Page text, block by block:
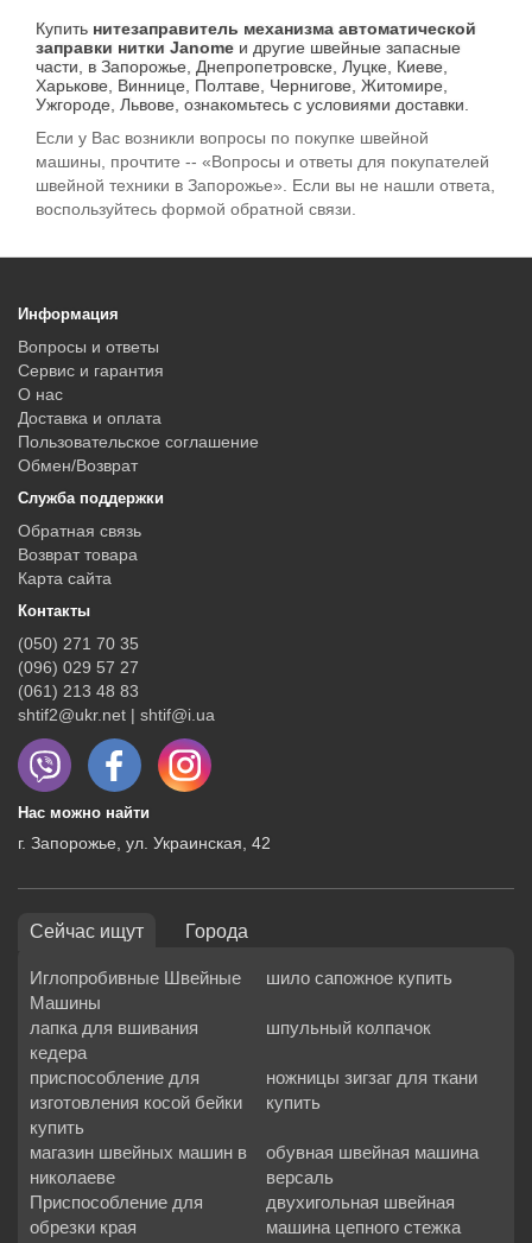
Купить нитезаправитель механизма автоматической
заправки нитки Janome и другие швейные запасные
части, в Запорожье, Днепропетровске, Луцке, Киеве,
Харькове, Виннице, Полтаве, Чернигове, Житомире,
Ужгороде, Львове, ознакомьтесь с условиями доставки.
Если у Вас возникли вопросы по покупке швейной
машины, прочтите -- «Вопросы и ответы для покупателей
швейной техники в Запорожье». Если вы не нашли ответа,
воспользуйтесь формой обратной связи.
Информация
Вопросы и ответы
Сервис и гарантия
О нас
Доставка и оплата
Пользовательское соглашение
Обмен/Возврат
Служба поддержки
Обратная связь
Возврат товара
Карта сайта
Контакты
(050) 271 70 35
(096) 029 57 27
(061) 213 48 83
shtif2@ukr.net | shtif@i.ua
Нас можно найти
г. Запорожье, ул. Украинская, 42
Сейчас ищут Города
Иглопробивные Швейные
Машины
шило сапожное купить
лапка для вшивания
кедера
шпульный колпачок
приспособление для
изготовления косой бейки
купить
ножницы зигзаг для ткани
купить
магазин швейных машин в
николаеве
обувная швейная машина
версаль
Приспособление для
обрезки края
двухигольная швейная
машина цепного стежка